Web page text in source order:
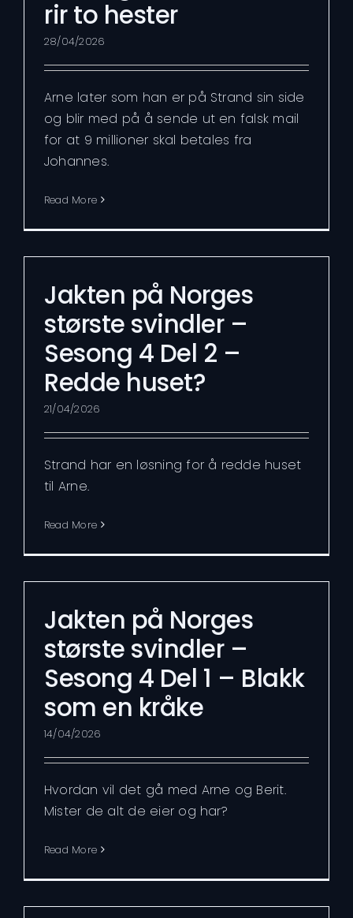
rir to hester
28/04/2026
Arne later som han er på Strand sin side
og blir med på å sende ut en falsk mail
for at 9 millioner skal betales fra
Johannes.
Read More
Jakten på Norges
største svindler –
Sesong 4 Del 2 –
Redde huset?
21/04/2026
Strand har en løsning for å redde huset
til Arne.
Read More
Jakten på Norges
største svindler –
Sesong 4 Del 1 – Blakk
som en kråke
14/04/2026
Hvordan vil det gå med Arne og Berit.
Mister de alt de eier og har?
Read More